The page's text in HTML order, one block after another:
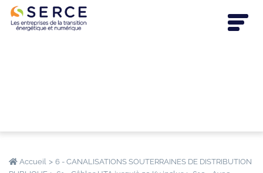
Accueil > 6 - CANALISATIONS SOUTERRAINES DE DISTRIBUTION